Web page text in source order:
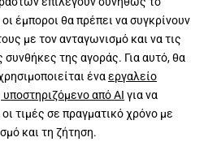
έμποροι θα πρέπει να συγκρίνουν
με τον ανταγωνισμό και να τις
συνθήκες της αγοράς. Για αυτό, θα
έναεργαλείο
από AI για να
οι τιμές σε πραγματικό χρόνο με
και τη ζήτηση.